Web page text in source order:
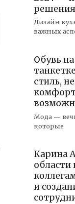
решения
Дизайн
важных
Обувь
стиль,
Мода —
которые
Карина
области
и